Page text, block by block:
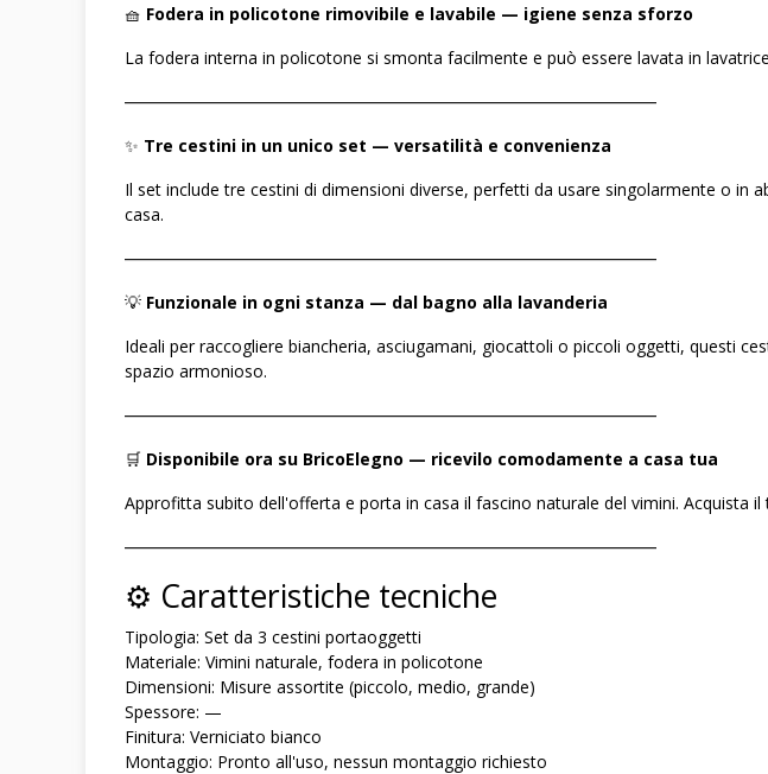
🧺 Fodera in policotone rimovibile e lavabile — igiene senza sforzo
La fodera interna in policotone si smonta facilmente e può essere lavata in
――――――――――――――――――――――――――――――――
✨ Tre cestini in un unico set — versatilità e convenienza
Il set include tre cestini di dimensioni diverse, perfetti da usare singolarmente o
casa.
――――――――――――――――――――――――――――――――
💡 Funzionale in ogni stanza — dal bagno alla lavanderia
Ideali per raccogliere biancheria, asciugamani, giocattoli o piccoli oggetti, questi
spazio armonioso.
――――――――――――――――――――――――――――――――
🛒 Disponibile ora su BricoElegno — ricevilo comodamente a casa tua
Approfitta subito dell'offerta e porta in casa il fascino naturale del vimini. Acquista
――――――――――――――――――――――――――――――――
⚙️ Caratteristiche tecniche
Tipologia: Set da 3 cestini portaoggetti
Materiale: Vimini naturale, fodera in policotone
Dimensioni: Misure assortite (piccolo, medio, grande)
Spessore: —
Finitura: Verniciato bianco
Montaggio: Pronto all'uso, nessun montaggio richiesto